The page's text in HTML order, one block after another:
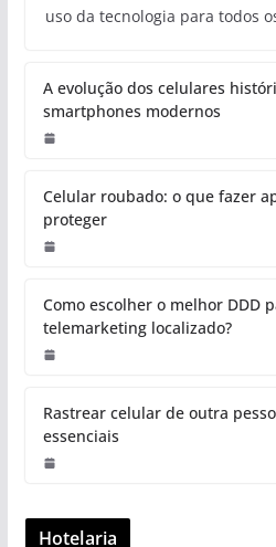
uso da tecnologia para todos
A evolução dos celulares
smartphones modernos
Celular roubado: o que fazer
proteger
Como escolher o melhor DDD
telemarketing localizado?
Rastrear celular de outra
essenciais
Hotelaria